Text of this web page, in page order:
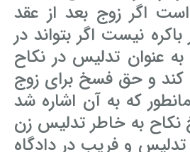
اگر زوج بعد از عقد
نیست اگر بتواند در
به عنوان تدلیس در نکاح
کند و حق فسخ برای زوج
که به آن اشاره شد
نکاح به خاطر تدلیس زن
تدلیس و فریب در دادگاه